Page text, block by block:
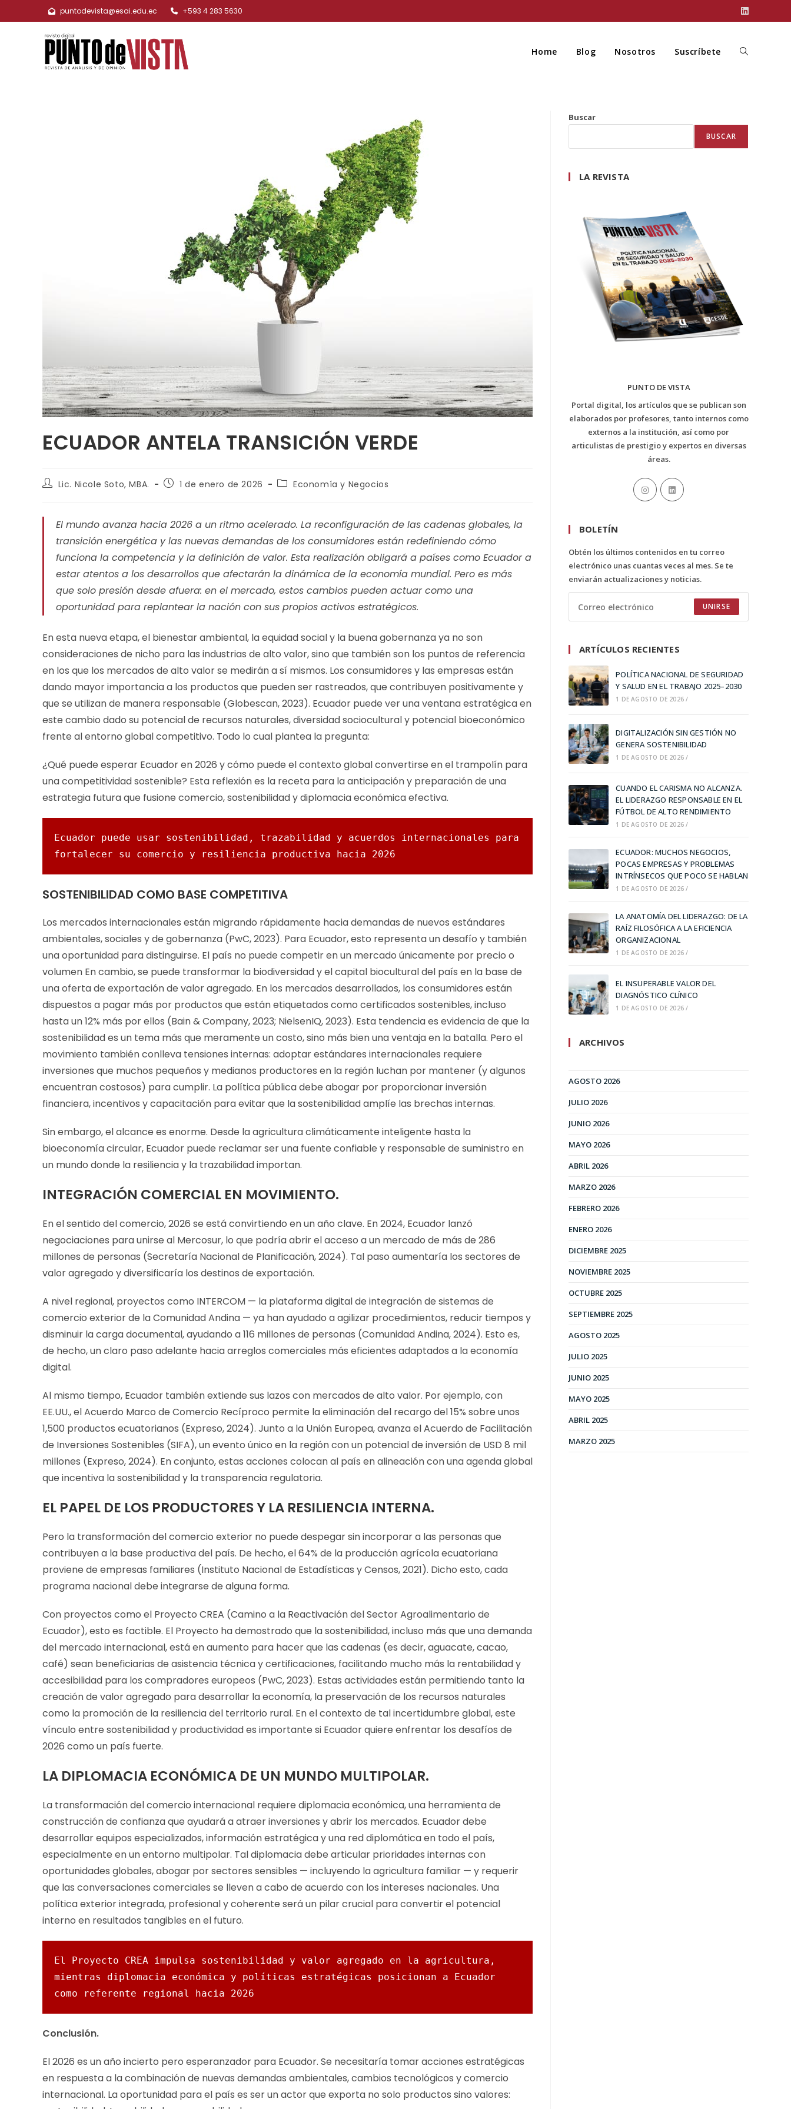
puntodevista@esai.edu.ec +593 4 283 5630
Home Blog Nosotros Suscríbete
ECUADOR ANTELA TRANSICIÓN VERDE
Lic. Nicole Soto, MBA. 1 de enero de 2026 Economía y Negocios
El mundo avanza hacia 2026 a un ritmo acelerado. La reconfiguración de las cadenas globales, la
transición energética y las nuevas demandas de los consumidores están redefiniendo cómo
funciona la competencia y la definición de valor. Esta realización obligará a países como Ecuador a
estar atentos a los desarrollos que afectarán la dinámica de la economía mundial. Pero es más
que solo presión desde afuera: en el mercado, estos cambios pueden actuar como una
oportunidad para replantear la nación con sus propios activos estratégicos.
En esta nueva etapa, el bienestar ambiental, la equidad social y la buena gobernanza ya no son
consideraciones de nicho para las industrias de alto valor, sino que también son los puntos de referencia
en los que los mercados de alto valor se medirán a sí mismos. Los consumidores y las empresas están
dando mayor importancia a los productos que pueden ser rastreados, que contribuyen positivamente y
que se utilizan de manera responsable (Globescan, 2023). Ecuador puede ver una ventana estratégica en
este cambio dado su potencial de recursos naturales, diversidad sociocultural y potencial bioeconómico
frente al entorno global competitivo. Todo lo cual plantea la pregunta:
¿Qué puede esperar Ecuador en 2026 y cómo puede el contexto global convertirse en el trampolín para
una competitividad sostenible? Esta reflexión es la receta para la anticipación y preparación de una
estrategia futura que fusione comercio, sostenibilidad y diplomacia económica efectiva.
Ecuador puede usar sostenibilidad, trazabilidad y acuerdos internacionales para
fortalecer su comercio y resiliencia productiva hacia 2026
SOSTENIBILIDAD COMO BASE COMPETITIVA
Los mercados internacionales están migrando rápidamente hacia demandas de nuevos estándares
ambientales, sociales y de gobernanza (PwC, 2023). Para Ecuador, esto representa un desafío y también
una oportunidad para distinguirse. El país no puede competir en un mercado únicamente por precio o
volumen En cambio, se puede transformar la biodiversidad y el capital biocultural del país en la base de
una oferta de exportación de valor agregado. En los mercados desarrollados, los consumidores están
dispuestos a pagar más por productos que están etiquetados como certificados sostenibles, incluso
hasta un 12% más por ellos (Bain & Company, 2023; NielsenIQ, 2023). Esta tendencia es evidencia de que la
sostenibilidad es un tema más que meramente un costo, sino más bien una ventaja en la batalla. Pero el
movimiento también conlleva tensiones internas: adoptar estándares internacionales requiere
inversiones que muchos pequeños y medianos productores en la región luchan por mantener (y algunos
encuentran costosos) para cumplir. La política pública debe abogar por proporcionar inversión
financiera, incentivos y capacitación para evitar que la sostenibilidad amplíe las brechas internas.
Sin embargo, el alcance es enorme. Desde la agricultura climáticamente inteligente hasta la
bioeconomía circular, Ecuador puede reclamar ser una fuente confiable y responsable de suministro en
un mundo donde la resiliencia y la trazabilidad importan.
INTEGRACIÓN COMERCIAL EN MOVIMIENTO.
En el sentido del comercio, 2026 se está convirtiendo en un año clave. En 2024, Ecuador lanzó
negociaciones para unirse al Mercosur, lo que podría abrir el acceso a un mercado de más de 286
millones de personas (Secretaría Nacional de Planificación, 2024). Tal paso aumentaría los sectores de
valor agregado y diversificaría los destinos de exportación.
A nivel regional, proyectos como INTERCOM — la plataforma digital de integración de sistemas de
comercio exterior de la Comunidad Andina — ya han ayudado a agilizar procedimientos, reducir tiempos y
disminuir la carga documental, ayudando a 116 millones de personas (Comunidad Andina, 2024). Esto es,
de hecho, un claro paso adelante hacia arreglos comerciales más eficientes adaptados a la economía
digital.
Al mismo tiempo, Ecuador también extiende sus lazos con mercados de alto valor. Por ejemplo, con
EE.UU., el Acuerdo Marco de Comercio Recíproco permite la eliminación del recargo del 15% sobre unos
1,500 productos ecuatorianos (Expreso, 2024). Junto a la Unión Europea, avanza el Acuerdo de Facilitación
de Inversiones Sostenibles (SIFA), un evento único en la región con un potencial de inversión de USD 8 mil
millones (Expreso, 2024). En conjunto, estas acciones colocan al país en alineación con una agenda global
que incentiva la sostenibilidad y la transparencia regulatoria.
EL PAPEL DE LOS PRODUCTORES Y LA RESILIENCIA INTERNA.
Pero la transformación del comercio exterior no puede despegar sin incorporar a las personas que
contribuyen a la base productiva del país. De hecho, el 64% de la producción agrícola ecuatoriana
proviene de empresas familiares (Instituto Nacional de Estadísticas y Censos, 2021). Dicho esto, cada
programa nacional debe integrarse de alguna forma.
Con proyectos como el Proyecto CREA (Camino a la Reactivación del Sector Agroalimentario de
Ecuador), esto es factible. El Proyecto ha demostrado que la sostenibilidad, incluso más que una demanda
del mercado internacional, está en aumento para hacer que las cadenas (es decir, aguacate, cacao,
café) sean beneficiarias de asistencia técnica y certificaciones, facilitando mucho más la rentabilidad y
accesibilidad para los compradores europeos (PwC, 2023). Estas actividades están permitiendo tanto la
creación de valor agregado para desarrollar la economía, la preservación de los recursos naturales
como la promoción de la resiliencia del territorio rural. En el contexto de tal incertidumbre global, este
vínculo entre sostenibilidad y productividad es importante si Ecuador quiere enfrentar los desafíos de
2026 como un país fuerte.
LA DIPLOMACIA ECONÓMICA DE UN MUNDO MULTIPOLAR.
La transformación del comercio internacional requiere diplomacia económica, una herramienta de
construcción de confianza que ayudará a atraer inversiones y abrir los mercados. Ecuador debe
desarrollar equipos especializados, información estratégica y una red diplomática en todo el país,
especialmente en un entorno multipolar. Tal diplomacia debe articular prioridades internas con
oportunidades globales, abogar por sectores sensibles — incluyendo la agricultura familiar — y requerir
que las conversaciones comerciales se lleven a cabo de acuerdo con los intereses nacionales. Una
política exterior integrada, profesional y coherente será un pilar crucial para convertir el potencial
interno en resultados tangibles en el futuro.
El Proyecto CREA impulsa sostenibilidad y valor agregado en la agricultura,
mientras diplomacia económica y políticas estratégicas posicionan a Ecuador
como referente regional hacia 2026
Conclusión.
El 2026 es un año incierto pero esperanzador para Ecuador. Se necesitaría tomar acciones estratégicas
en respuesta a la combinación de nuevas demandas ambientales, cambios tecnológicos y comercio
internacional. La oportunidad para el país es ser un actor que exporta no solo productos sino valores:
Buscar
BUSCAR
LA REVISTA
PUNTO DE VISTA
Portal digital, los artículos que se publican son
elaborados por profesores, tanto internos como
externos a la institución, así como por
articulistas de prestigio y expertos en diversas
áreas.
BOLETÍN
Obtén los últimos contenidos en tu correo
electrónico unas cuantas veces al mes. Se te
enviarán actualizaciones y noticias.
UNIRSE
ARTÍCULOS RECIENTES
POLÍTICA NACIONAL DE SEGURIDAD
Y SALUD EN EL TRABAJO 2025–2030
1 DE AGOSTO DE 2026 /
DIGITALIZACIÓN SIN GESTIÓN NO
GENERA SOSTENIBILIDAD
1 DE AGOSTO DE 2026 /
CUANDO EL CARISMA NO ALCANZA.
EL LIDERAZGO RESPONSABLE EN EL
FÚTBOL DE ALTO RENDIMIENTO
1 DE AGOSTO DE 2026 /
ECUADOR: MUCHOS NEGOCIOS,
POCAS EMPRESAS Y PROBLEMAS
INTRÍNSECOS QUE POCO SE HABLAN
1 DE AGOSTO DE 2026 /
LA ANATOMÍA DEL LIDERAZGO: DE LA
RAÍZ FILOSÓFICA A LA EFICIENCIA
ORGANIZACIONAL
1 DE AGOSTO DE 2026 /
EL INSUPERABLE VALOR DEL
DIAGNÓSTICO CLÍNICO
1 DE AGOSTO DE 2026 /
ARCHIVOS
AGOSTO 2026
JULIO 2026
JUNIO 2026
MAYO 2026
ABRIL 2026
MARZO 2026
FEBRERO 2026
ENERO 2026
DICIEMBRE 2025
NOVIEMBRE 2025
OCTUBRE 2025
SEPTIEMBRE 2025
AGOSTO 2025
JULIO 2025
JUNIO 2025
MAYO 2025
ABRIL 2025
MARZO 2025